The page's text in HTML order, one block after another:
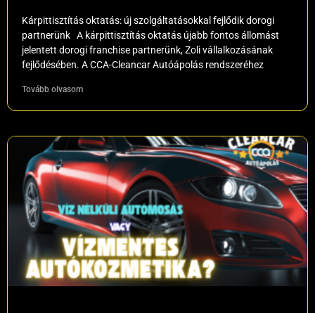
Kárpittisztítás oktatás: új szolgáltatásokkal fejlődik dorogi
partnerünk A kárpittisztítás oktatás újabb fontos állomást
jelentett dorogi franchise partnerünk, Zoli vállalkozásának
fejlődésében. A CCA-Cleancar Autóápolás rendszeréhez
Tovább olvasom